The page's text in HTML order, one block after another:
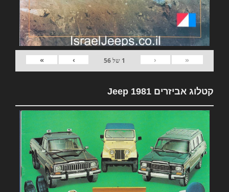
«
‹
1 של56
›
»
קטלוג אביזרים 1981 Jeep